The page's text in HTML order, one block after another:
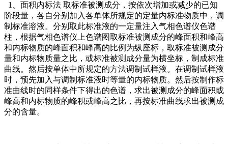
1、面积内标法 取标准被测成分，按依次增加或减少的已知
阶段量，各自分别加入各单体所规定的定量内标准物质中，调
制标准溶液。分别取此标准液的一定量注入气相色谱仪色谱
柱，根据气相色谱仪上色谱图取标准被测成分的峰面积和峰高
和内标物质的峰面积和峰高的比例为纵座标，取标准被测成分
量和内标物质量之比，或标准被测成分量为横坐标，制成标准
曲线。然后按单体中所规定的方法调制试样液。在调制试样液
时，预先加入与调制标准液时等量的内标物质。然后按制作标
准曲线时的同样条件下得出的色谱，求出被测成分的峰面积或
峰高和内标物质的峰积或峰高之比，再按标准曲线求出被测成
分的含量。